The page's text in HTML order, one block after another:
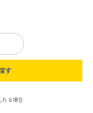
意書
す
れる場合